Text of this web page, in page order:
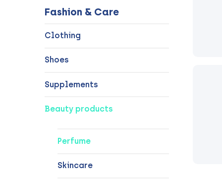
Fashion & Care
Clothing
Shoes
Supplements
Beauty products
Perfume
Skincare